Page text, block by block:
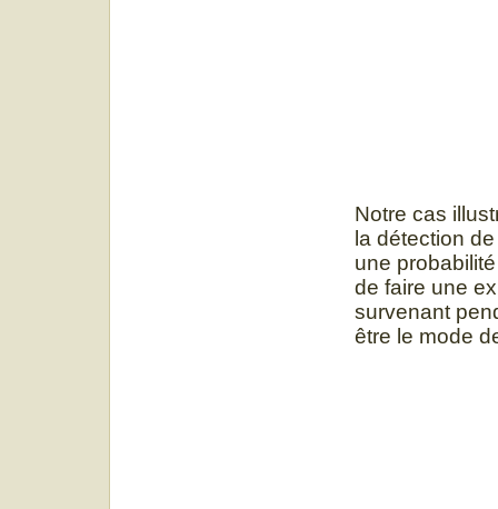
Notre cas
la détection
une
de faire une
survenant
être le mode